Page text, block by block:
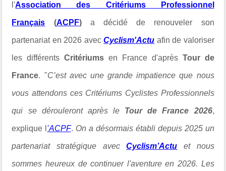
l'Association des Critériums Professionnel
Français (ACPF)a décidé de renouveler son
partenariat en 2026 avecCyclism'Actu afin de valoriser
les différentsCritériums en France d'aprèsTour de
France. "C’est avec une grande impatience que nous
vous attendons ces Critériums Cyclistes Professionnels
qui se dérouleront après le Tour de France 2026,
explique l 'ACPF. On a désormais établi depuis 2025 un
partenariat stratégique avecCyclism’Actu et nous
sommes heureux de continuer l'aventure en 2026. Les